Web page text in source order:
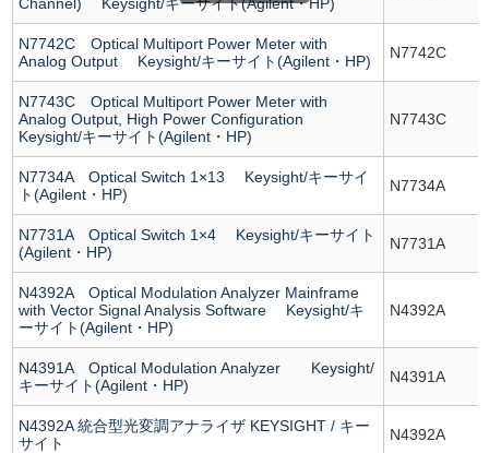
N7742C Optical Multiport Power Meter with
Analog Output Keysight/キーサイト(Agilent・HP)
N7742C
N7743C Optical Multiport Power Meter with
Analog Output, High Power Configuration
Keysight/キーサイト(Agilent・HP)
N7743C
N7734A Optical Switch 1×13 Keysight/キーサイ
ト(Agilent・HP)
N7734A
N7731A Optical Switch 1×4 Keysight/キーサイト
(Agilent・HP)
N7731A
N4392A Optical Modulation Analyzer Mainframe
with Vector Signal Analysis Software Keysight/キ
ーサイト(Agilent・HP)
N4392A
N4391A Optical Modulation Analyzer Keysight/
キーサイト(Agilent・HP)
N4391A
N4392A 統合型光変調アナライザ KEYSIGHT / キー
サイト
N4392A